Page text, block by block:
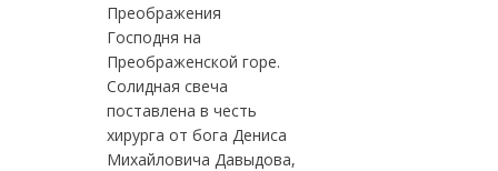
Преображения
Господня на
Преображенской горе.
Солидная свеча
поставлена в честь
хирурга от бога Дениса
Михайловича Давыдова,